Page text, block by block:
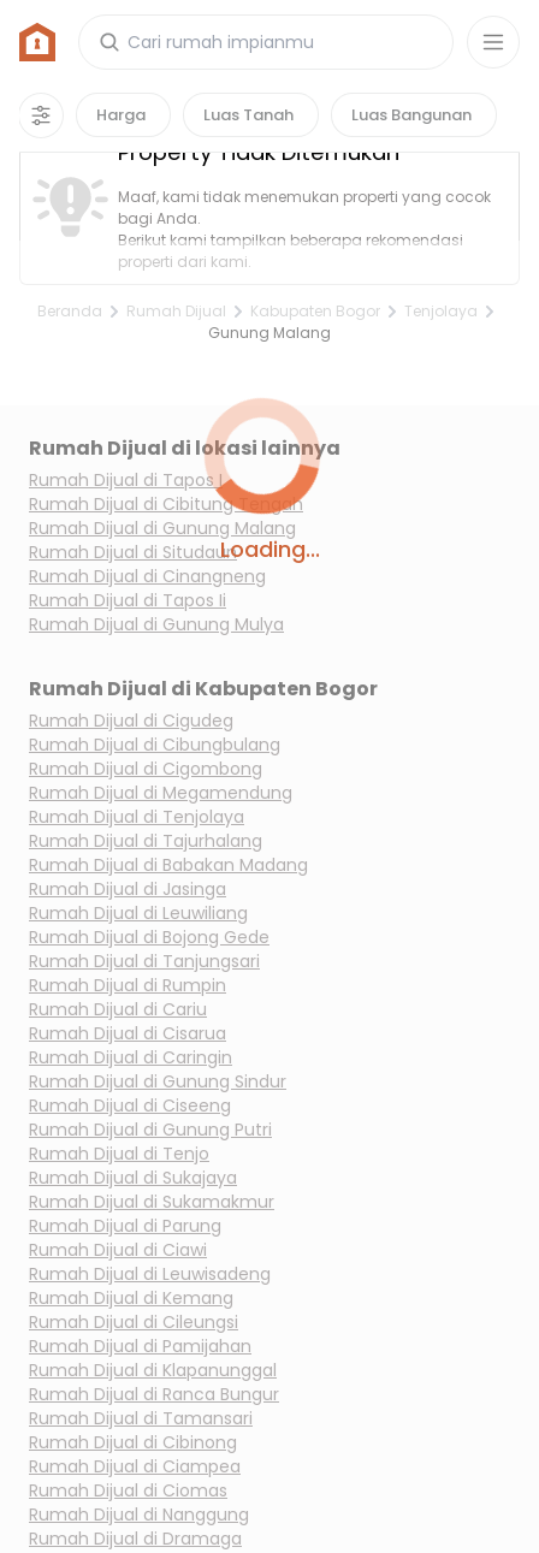
Harga Luas Tanah Luas Bangunan
Loading...
Rumah di Gunung Malang, Kabupaten
Bogor
Property Tidak Ditemukan
Maaf, kami tidak menemukan properti yang cocok
bagi Anda.
Berikut kami tampilkan beberapa rekomendasi
properti dari kami.
Beranda Rumah Dijual Kabupaten Bogor
Tenjolaya
Gunung Malang
Rumah Dijual di lokasi lainnya
Rumah Dijual di Tapos I
Rumah Dijual di Cibitung Tengah
Rumah Dijual di Gunung Malang
Rumah Dijual di Situdaun
Rumah Dijual di Cinangneng
Rumah Dijual di Tapos Ii
Rumah Dijual di Gunung Mulya
Rumah Dijual di Kabupaten Bogor
Rumah Dijual di Cigudeg
Rumah Dijual di Cibungbulang
Rumah Dijual di Cigombong
Rumah Dijual di Megamendung
Rumah Dijual di Tenjolaya
Rumah Dijual di Tajurhalang
Rumah Dijual di Babakan Madang
Rumah Dijual di Jasinga
Rumah Dijual di Leuwiliang
Rumah Dijual di Bojong Gede
Rumah Dijual di Tanjungsari
Rumah Dijual di Rumpin
Rumah Dijual di Cariu
Rumah Dijual di Cisarua
Rumah Dijual di Caringin
Rumah Dijual di Gunung Sindur
Rumah Dijual di Ciseeng
Rumah Dijual di Gunung Putri
Rumah Dijual di Tenjo
Rumah Dijual di Sukajaya
Rumah Dijual di Sukamakmur
Rumah Dijual di Parung
Rumah Dijual di Ciawi
Rumah Dijual di Leuwisadeng
Rumah Dijual di Kemang
Rumah Dijual di Cileungsi
Rumah Dijual di Pamijahan
Rumah Dijual di Klapanunggal
Rumah Dijual di Ranca Bungur
Rumah Dijual di Tamansari
Rumah Dijual di Cibinong
Rumah Dijual di Ciampea
Rumah Dijual di Ciomas
Rumah Dijual di Nanggung
Rumah Dijual di Dramaga